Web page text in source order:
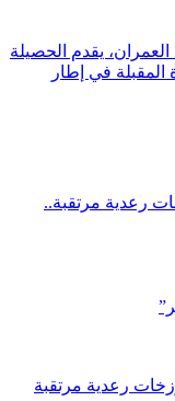
يقدم الحصيلة
المقبلة في إطار
رعدية مرتقبة..
رعدية مرتقبة